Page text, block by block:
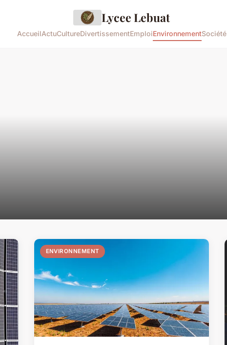
Lycee Lebuat
AccueilActuCultureDivertissementEmploiEnvironnementSociété
ENVIRONNEMENT